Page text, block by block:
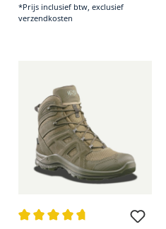
*Prijs inclusief btw, exclusief
verzendkosten